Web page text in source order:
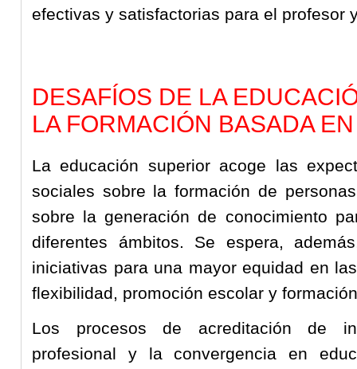
efectivas y satisfactorias para el profesor
DESAFÍOS DE LA
LA FORMACIÓN BASADA
La educación superior acoge las
sociales sobre la formación de
sobre la generación de conocimiento
diferentes ámbitos. Se espera,
iniciativas para una mayor equidad en
flexibilidad, promoción escolar y
Los procesos de acreditación de
profesional y la convergencia en